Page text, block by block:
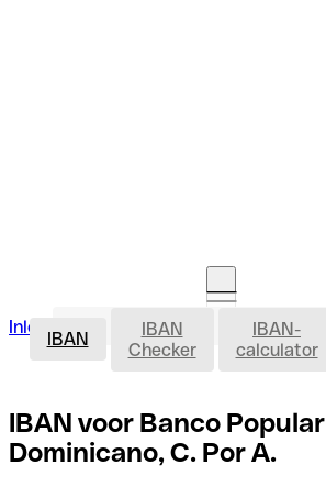
Inloggen Rekening openen IBAN
IBAN
IBAN
Checker
IBAN-
calculator
IBAN voor Banco Popular
Dominicano, C. Por A.